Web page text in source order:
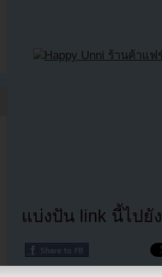
แบ่งปัน link นี้ไปยัง